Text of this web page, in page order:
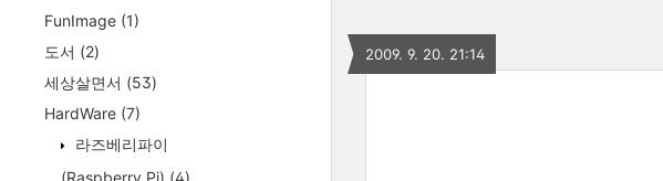
FunImage (1)
도서 (2)
세상살면서 (53)
HardWare (7)
라즈베리파이
(Raspberry Pi) (4)
2009. 9. 20. 21:14